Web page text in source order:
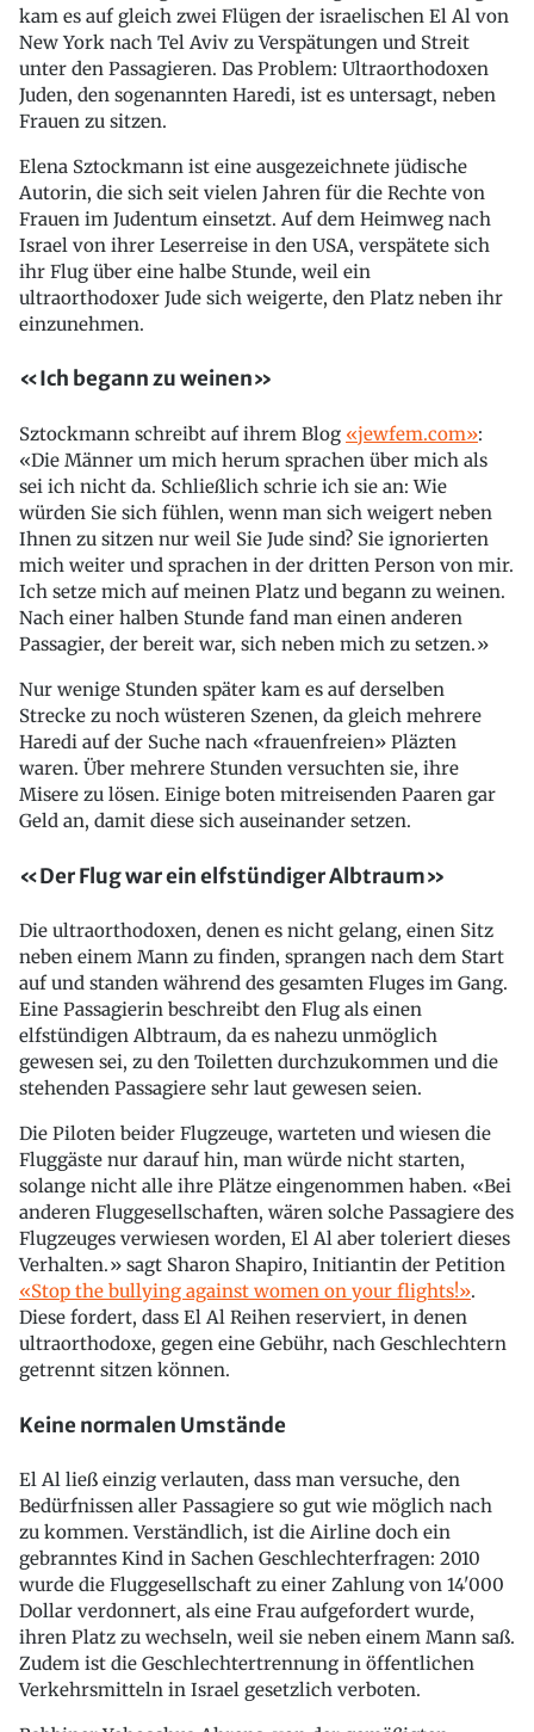
kam es auf gleich zwei Flügen der israelischen El Al von
New York nach Tel Aviv zu Verspätungen und Streit
unter den Passagieren. Das Problem: Ultraorthodoxen
Juden, den sogenannten Haredi, ist es untersagt, neben
Frauen zu sitzen.
Elena Sztockmann ist eine ausgezeichnete jüdische
Autorin, die sich seit vielen Jahren für die Rechte von
Frauen im Judentum einsetzt. Auf dem Heimweg nach
Israel von ihrer Leserreise in den USA, verspätete sich
ihr Flug über eine halbe Stunde, weil ein
ultraorthodoxer Jude sich weigerte, den Platz neben ihr
einzunehmen.
«Ich begann zu weinen»
Sztockmann schreibt auf ihrem Blog «jewfem.com»:
«Die Männer um mich herum sprachen über mich als
sei ich nicht da. Schließlich schrie ich sie an: Wie
würden Sie sich fühlen, wenn man sich weigert neben
Ihnen zu sitzen nur weil Sie Jude sind? Sie ignorierten
mich weiter und sprachen in der dritten Person von mir.
Ich setze mich auf meinen Platz und begann zu weinen.
Nach einer halben Stunde fand man einen anderen
Passagier, der bereit war, sich neben mich zu setzen.»
Nur wenige Stunden später kam es auf derselben
Strecke zu noch wüsteren Szenen, da gleich mehrere
Haredi auf der Suche nach «frauenfreien» Pläzten
waren. Über mehrere Stunden versuchten sie, ihre
Misere zu lösen. Einige boten mitreisenden Paaren gar
Geld an, damit diese sich auseinander setzen.
«Der Flug war ein elfstündiger Albtraum»
Die ultraorthodoxen, denen es nicht gelang, einen Sitz
neben einem Mann zu finden, sprangen nach dem Start
auf und standen während des gesamten Fluges im Gang.
Eine Passagierin beschreibt den Flug als einen
elfstündigen Albtraum, da es nahezu unmöglich
gewesen sei, zu den Toiletten durchzukommen und die
stehenden Passagiere sehr laut gewesen seien.
Die Piloten beider Flugzeuge, warteten und wiesen die
Fluggäste nur darauf hin, man würde nicht starten,
solange nicht alle ihre Plätze eingenommen haben. «Bei
anderen Fluggesellschaften, wären solche Passagiere des
Flugzeuges verwiesen worden, El Al aber toleriert dieses
Verhalten.» sagt Sharon Shapiro, Initiantin der Petition
«Stop the bullying against women on your flights!».
Diese fordert, dass El Al Reihen reserviert, in denen
ultraorthodoxe, gegen eine Gebühr, nach Geschlechtern
getrennt sitzen können.
Keine normalen Umstände
El Al ließ einzig verlauten, dass man versuche, den
Bedürfnissen aller Passagiere so gut wie möglich nach
zu kommen. Verständlich, ist die Airline doch ein
gebranntes Kind in Sachen Geschlechterfragen: 2010
wurde die Fluggesellschaft zu einer Zahlung von 14'000
Dollar verdonnert, als eine Frau aufgefordert wurde,
ihren Platz zu wechseln, weil sie neben einem Mann saß.
Zudem ist die Geschlechtertrennung in öffentlichen
Verkehrsmitteln in Israel gesetzlich verboten.